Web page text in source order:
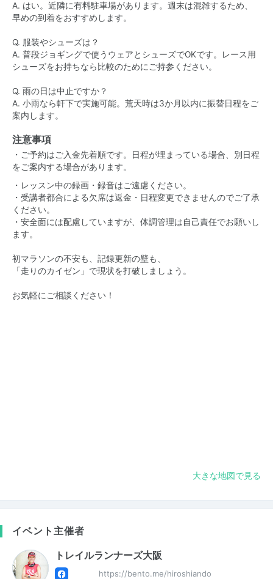
A. はい。近隣に有料駐車場があります。週末は混雑するため、
早めの到着をおすすめします。
Q. 服装やシューズは？
A. 普段ジョギングで使うウェアとシューズでOKです。レース用
シューズをお持ちなら比較のためにご持参ください。
Q. 雨の日は中止ですか？
A. 小雨なら軒下で実施可能。荒天時は3か月以内に振替日程をご
案内します。
注意事項
・ご予約はご入金先着順です。日程が埋まっている場合、別日程
をご案内する場合があります。
・レッスン中の録画・録音はご遠慮ください。
・受講者都合による欠席は返金・日程変更できませんのでご了承
ください。
・安全面には配慮していますが、体調管理は自己責任でお願いし
ます。
初マラソンの不安も、記録更新の壁も、
「走りのカイゼン」で現状を打破しましょう。
お気軽にご相談ください！
大きな地図で見る
イベント主催者
トレイルランナーズ大阪
https://bento.me/hiroshiando